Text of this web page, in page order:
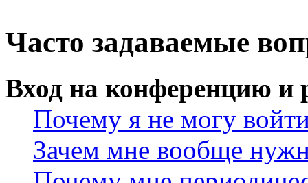
Часто задаваемые
Вход на конференцию и
Почему я не могу
Зачем мне вообще